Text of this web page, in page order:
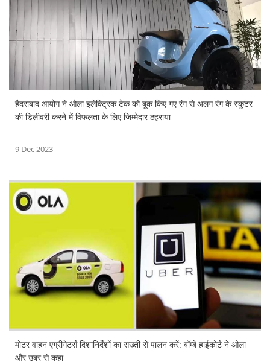
हैदराबाद आयोग ने ओला इलेक्ट्रिक टेक को बूक किए गए रंग से अलग रंग के स्कूटर
की डिलीवरी करने में विफलता के लिए जिम्मेदार ठहराया
9 Dec 2023
मोटर वाहन एग्रीगेटर्स दिशानिर्देशों का सख्ती से पालन करें: बॉम्बे हाईकोर्ट ने ओला
और उबर से कहा